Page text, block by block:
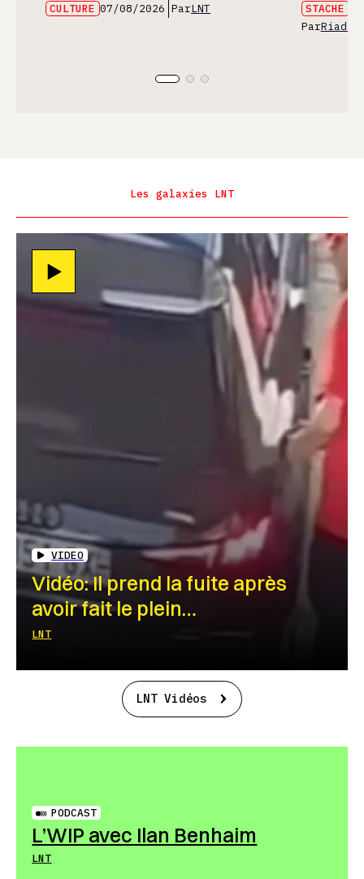
CULTURE 07/08/2026 ParLNT STACHE
ParRiad
Les galaxies LNT
VIDEO
Vidéo: Il prend la fuite après
avoir fait le plein…
LNT
LNT Vidéos
PODCAST
L’WIP avec Ilan Benhaim
LNT